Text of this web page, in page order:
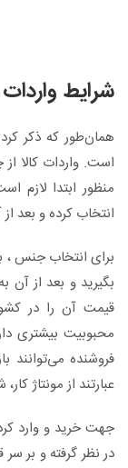
شرایط
همان‌طور که ذکر
است.‌ واردات کالا
منظور ابتدا لازم
انتخاب کرده و بعد
برای انتخاب جنس ،
بگیرید و بعد از آن
قیمت آن را در
محبوبیت بیشتری
فروشنده می‌توانند
عبارتند از مونتاژ
جهت خرید و وارد
در نظر گرفته و بر